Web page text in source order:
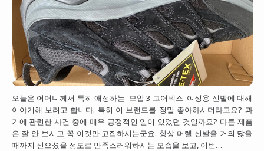
오늘은 어머니께서 특히 애정하는 '모압 3 고어텍스' 여성용 신발에 대해
이야기해 보려고 합니다. 특히 이 브랜드를 정말 좋아하시더라고요? 과
거에 관련한 사건 중에 매우 긍정적인 일이 있었던 것일까요? 다른 제품
은 잘 안 보시고 꼭 이것만 고집하시는군요. 항상 머렐 신발을 거의 닳을
때까지 신으셨을 정도로 만족스러워하시는 모습을 보고, 이번…